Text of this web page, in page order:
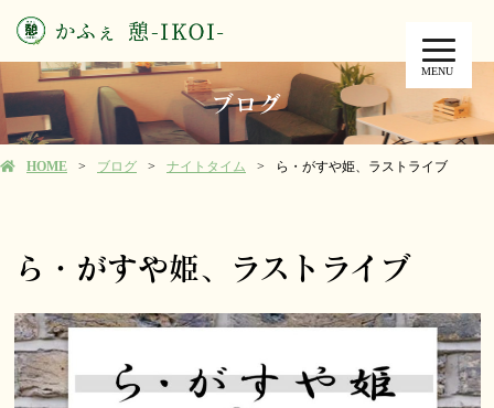
MENU
ブログ
HOME ブログ ナイトタイム ら・がすや姫、ラストライブ
ら・がすや姫、ラストライブ